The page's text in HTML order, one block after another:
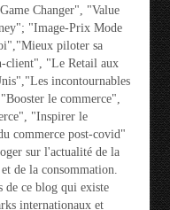
Changer", "Value
"Image-Prix Mode
piloter sa
client", "Le Retail aux
incontournables
le commerce",
"Inspirer le
commerce post-covid"
sur l'actualité de la
de la consommation.
de ce blog qui existe
internationaux et